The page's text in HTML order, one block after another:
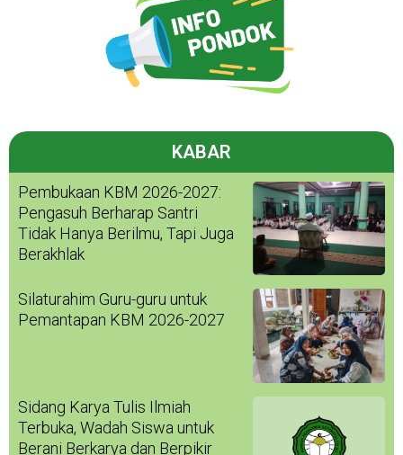
KABAR
Pembukaan KBM 2026-2027:
Pengasuh Berharap Santri
Tidak Hanya Berilmu, Tapi Juga
Berakhlak
Silaturahim Guru-guru untuk
Pemantapan KBM 2026-2027
Sidang Karya Tulis Ilmiah
Terbuka, Wadah Siswa untuk
Berani Berkarya dan Berpikir